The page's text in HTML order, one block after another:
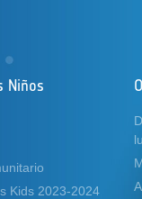
Niños
Kids 2023-2024